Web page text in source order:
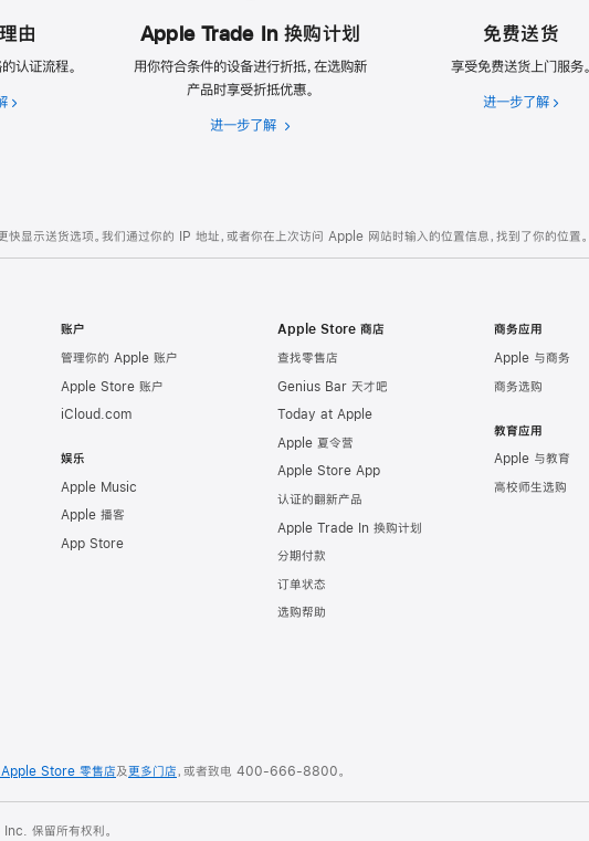
由
认证流程。
选
Apple Trade In 换购计划
用你符合条件的设备进行折抵，在选购新
产品时享受折抵优惠。
进一步了解 Apple
计
划
免费送货
享受免费送货上门服务。
进一步了解免
快显示送货选项。我们通过你的 IP 地址，或者你在上次访问 Apple 网站时输入的位置信息，找到了你的位置。
账户
管理你的 Apple 账户
Apple Store 账户
iCloud.com
娱乐
Apple Music
Apple 播客
App Store
Apple Store 商店
查找零售店
Genius Bar 天才吧
Today at Apple
Apple 夏令营
Apple Store App
认证的翻新产品
Apple Trade In 换购计划
分期付款
订单状态
选购帮助
商务应用
Apple 与商务
商务选购
教育应用
Apple 与教育
高校师生选购
Apple Store 零售店及更多门店，或者致电 400-666-8800。
保留所有权利。